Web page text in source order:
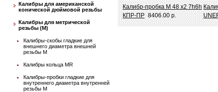
Калибры для американской
конической дюймовой резьбы
Калибры для метрической
резьбы (М)
Калибры-скобы гладкие для
внешнего диаметра внешней
резьбы М
Калибры кольца MR
Калибры-пробки гладкие для
внутреннего диаметра внутренней
резьбы М
Калибр-пробка М 48 х2 7h6h
КПР-ПР 8406.00 р.